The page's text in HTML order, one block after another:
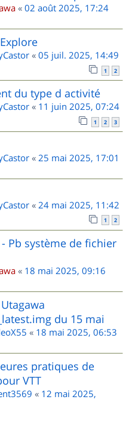
« 02 août 2025, 17:24
« 05 juil. 2025, 14:49
1 2
du type d activité
« 11 juin 2025, 07:24
1 2 3
« 25 mai 2025, 17:01
« 24 mai 2025, 11:42
1 2
Pb système de fichier
« 18 mai 2025, 09:16
du 15 mai
« 18 mai 2025, 06:53
pratiques de
VTT
« 12 mai 2025,